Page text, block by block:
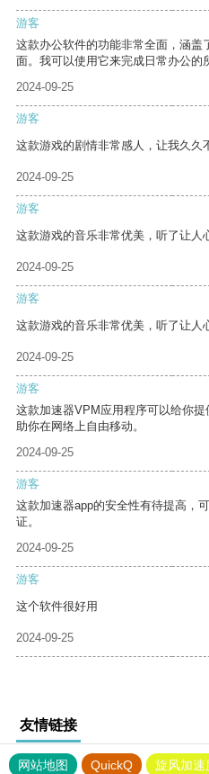
游客
这款办公软件的功能非常全面，涵盖
面。我可以使用它来完成日常办公的
2024-09-25
游客
这款游戏的剧情非常感人，让我久久
2024-09-25
游客
这款游戏的音乐非常优美，听了让人
2024-09-25
游客
这款游戏的音乐非常优美，听了让人
2024-09-25
游客
这款加速器VPM应用程序可以给你
助你在网络上自由移动。
2024-09-25
游客
这款加速器app的安全性有待提高，
证。
2024-09-25
游客
这个软件很好用
2024-09-25
友情链接
网站地图 QuickQ 旋风加速